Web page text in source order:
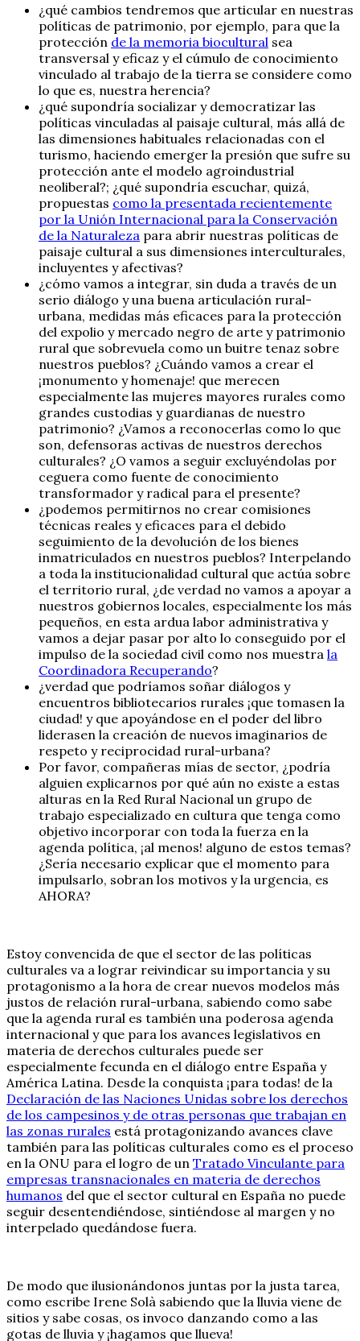
¿qué cambios tendremos que articular en nuestras
políticas de patrimonio, por ejemplo, para que la
protección de la memoria biocultural sea
transversal y eficaz y el cúmulo de conocimiento
vinculado al trabajo de la tierra se considere como
lo que es, nuestra herencia?
¿qué supondría socializar y democratizar las
políticas vinculadas al paisaje cultural, más allá de
las dimensiones habituales relacionadas con el
turismo, haciendo emerger la presión que sufre su
protección ante el modelo agroindustrial
neoliberal?; ¿qué supondría escuchar, quizá,
propuestas como la presentada recientemente
por la Unión Internacional para la Conservación
de la Naturaleza para abrir nuestras políticas de
paisaje cultural a sus dimensiones interculturales,
incluyentes y afectivas?
¿cómo vamos a integrar, sin duda a través de un
serio diálogo y una buena articulación rural-
urbana, medidas más eficaces para la protección
del expolio y mercado negro de arte y patrimonio
rural que sobrevuela como un buitre tenaz sobre
nuestros pueblos? ¿Cuándo vamos a crear el
¡monumento y homenaje! que merecen
especialmente las mujeres mayores rurales como
grandes custodias y guardianas de nuestro
patrimonio? ¿Vamos a reconocerlas como lo que
son, defensoras activas de nuestros derechos
culturales? ¿O vamos a seguir excluyéndolas por
ceguera como fuente de conocimiento
transformador y radical para el presente?
¿podemos permitirnos no crear comisiones
técnicas reales y eficaces para el debido
seguimiento de la devolución de los bienes
inmatriculados en nuestros pueblos? Interpelando
a toda la institucionalidad cultural que actúa sobre
el territorio rural, ¿de verdad no vamos a apoyar a
nuestros gobiernos locales, especialmente los más
pequeños, en esta ardua labor administrativa y
vamos a dejar pasar por alto lo conseguido por el
impulso de la sociedad civil como nos muestra la
Coordinadora Recuperando?
¿verdad que podríamos soñar diálogos y
encuentros bibliotecarios rurales ¡que tomasen la
ciudad! y que apoyándose en el poder del libro
liderasen la creación de nuevos imaginarios de
respeto y reciprocidad rural-urbana?
Por favor, compañeras mías de sector, ¿podría
alguien explicarnos por qué aún no existe a estas
alturas en la Red Rural Nacional un grupo de
trabajo especializado en cultura que tenga como
objetivo incorporar con toda la fuerza en la
agenda política, ¡al menos! alguno de estos temas?
¿Sería necesario explicar que el momento para
impulsarlo, sobran los motivos y la urgencia, es
AHORA?
Estoy convencida de que el sector de las políticas
culturales va a lograr reivindicar su importancia y su
protagonismo a la hora de crear nuevos modelos más
justos de relación rural-urbana, sabiendo como sabe
que la agenda rural es también una poderosa agenda
internacional y que para los avances legislativos en
materia de derechos culturales puede ser
especialmente fecunda en el diálogo entre España y
América Latina. Desde la conquista ¡para todas! de la
Declaración de las Naciones Unidas sobre los derechos
de los campesinos y de otras personas que trabajan en
las zonas rurales está protagonizando avances clave
también para las políticas culturales como es el proceso
en la ONU para el logro de un Tratado Vinculante para
empresas transnacionales en materia de derechos
humanos del que el sector cultural en España no puede
seguir desentendiéndose, sintiéndose al margen y no
interpelado quedándose fuera.
De modo que ilusionándonos juntas por la justa tarea,
como escribe Irene Solà sabiendo que la lluvia viene de
sitios y sabe cosas, os invoco danzando como a las
gotas de lluvia y ¡hagamos que llueva!